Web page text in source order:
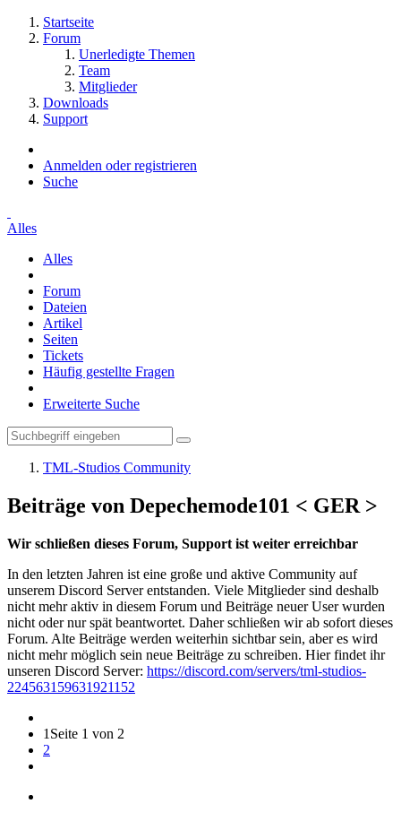
Startseite
Forum
Unerledigte Themen
Team
Mitglieder
Downloads
Support
Anmelden oder registrieren
Suche
Alles
Alles
Forum
Dateien
Artikel
Seiten
Tickets
Häufig gestellte Fragen
Erweiterte Suche
TML-Studios Community
Beiträge von Depechemode101 < GER >
Wir schließen dieses Forum, Support ist weiter erreichbar
In den letzten Jahren ist eine große und aktive Community auf
unserem Discord Server entstanden. Viele Mitglieder sind deshalb
nicht mehr aktiv in diesem Forum und Beiträge neuer User wurden
nicht oder nur spät beantwortet. Daher schließen wir ab sofort dieses
Forum. Alte Beiträge werden weiterhin sichtbar sein, aber es wird
nicht mehr möglich sein neue Beiträge zu schreiben. Hier findet ihr
unseren Discord Server: https://discord.com/servers/tml-studios-
224563159631921152
1 Seite 1 von 2
2